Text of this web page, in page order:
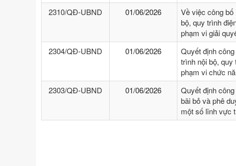
2310/QĐ-UBND
01/06/2026
Về việc công
bộ, quy trình
phạm vi giải
2304/QĐ-UBND
01/06/2026
Quyết định
trình nội bộ,
phạm vi chức
2303/QĐ-UBND
01/06/2026
Quyết định
bãi bỏ và phê
một số lĩnh vực